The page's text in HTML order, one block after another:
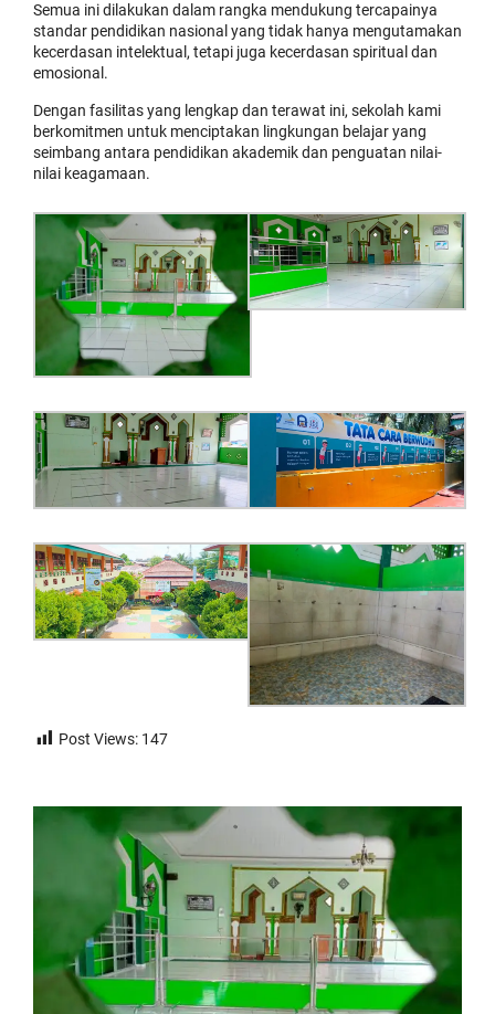
Semua ini dilakukan dalam rangka mendukung tercapainya
standar pendidikan nasional yang tidak hanya mengutamakan
kecerdasan intelektual, tetapi juga kecerdasan spiritual dan
emosional.
Dengan fasilitas yang lengkap dan terawat ini, sekolah kami
berkomitmen untuk menciptakan lingkungan belajar yang
seimbang antara pendidikan akademik dan penguatan nilai-
nilai keagamaan.
Post Views: 147